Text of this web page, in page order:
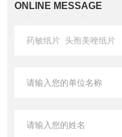
ONLINE MESSAGE